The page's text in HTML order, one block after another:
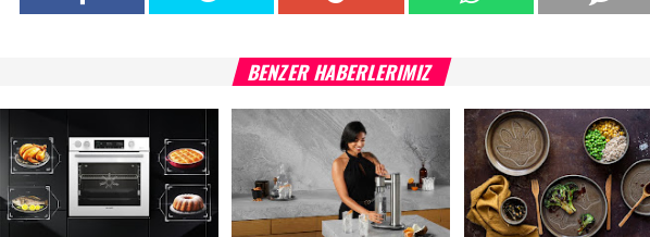
BENZER HABERLERIMIZ